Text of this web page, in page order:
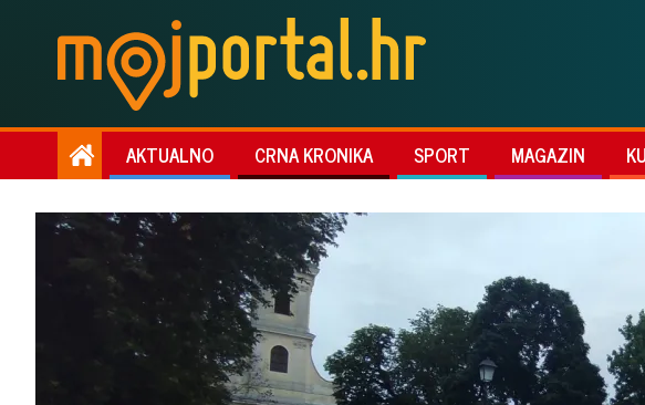
AKTUALNO CRNA KRONIKA SPORT MAGAZIN